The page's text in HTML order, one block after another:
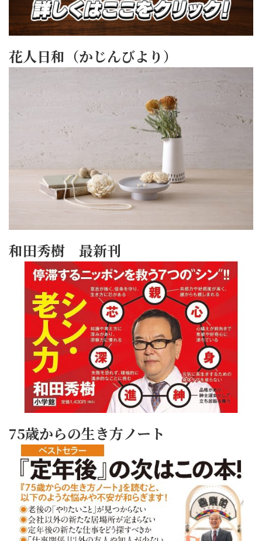
花人日和（かじんびより）
和田秀樹 最新刊
75歳からの生き方ノート